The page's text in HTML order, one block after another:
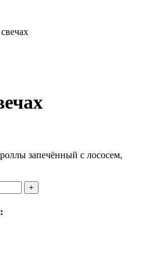
запечённый с лососем,